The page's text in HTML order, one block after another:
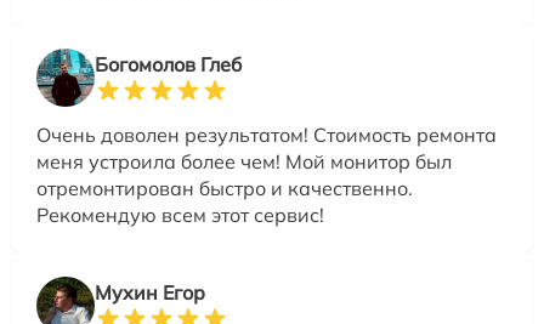
Богомолов Глеб
Очень доволен результатом! Стоимость ремонта
меня устроила более чем! Мой монитор был
отремонтирован быстро и качественно.
Рекомендую всем этот сервис!
Мухин Егор